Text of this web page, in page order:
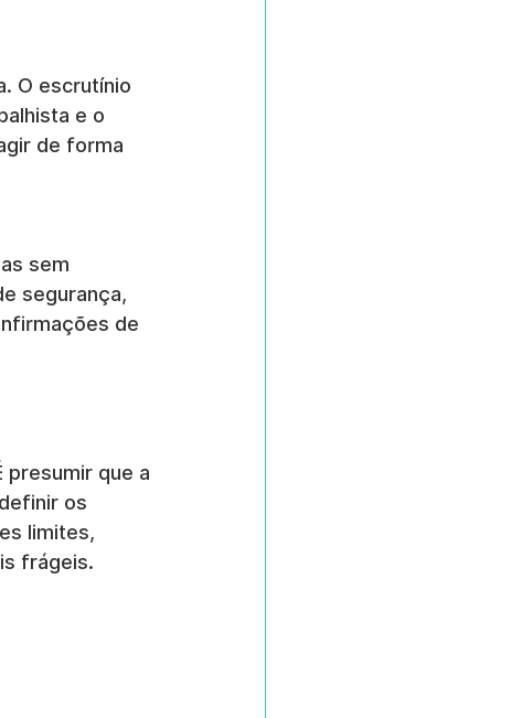
O escrutínio
e o
de forma
sem
segurança,
de
presumir que a
os
limites,
frágeis.